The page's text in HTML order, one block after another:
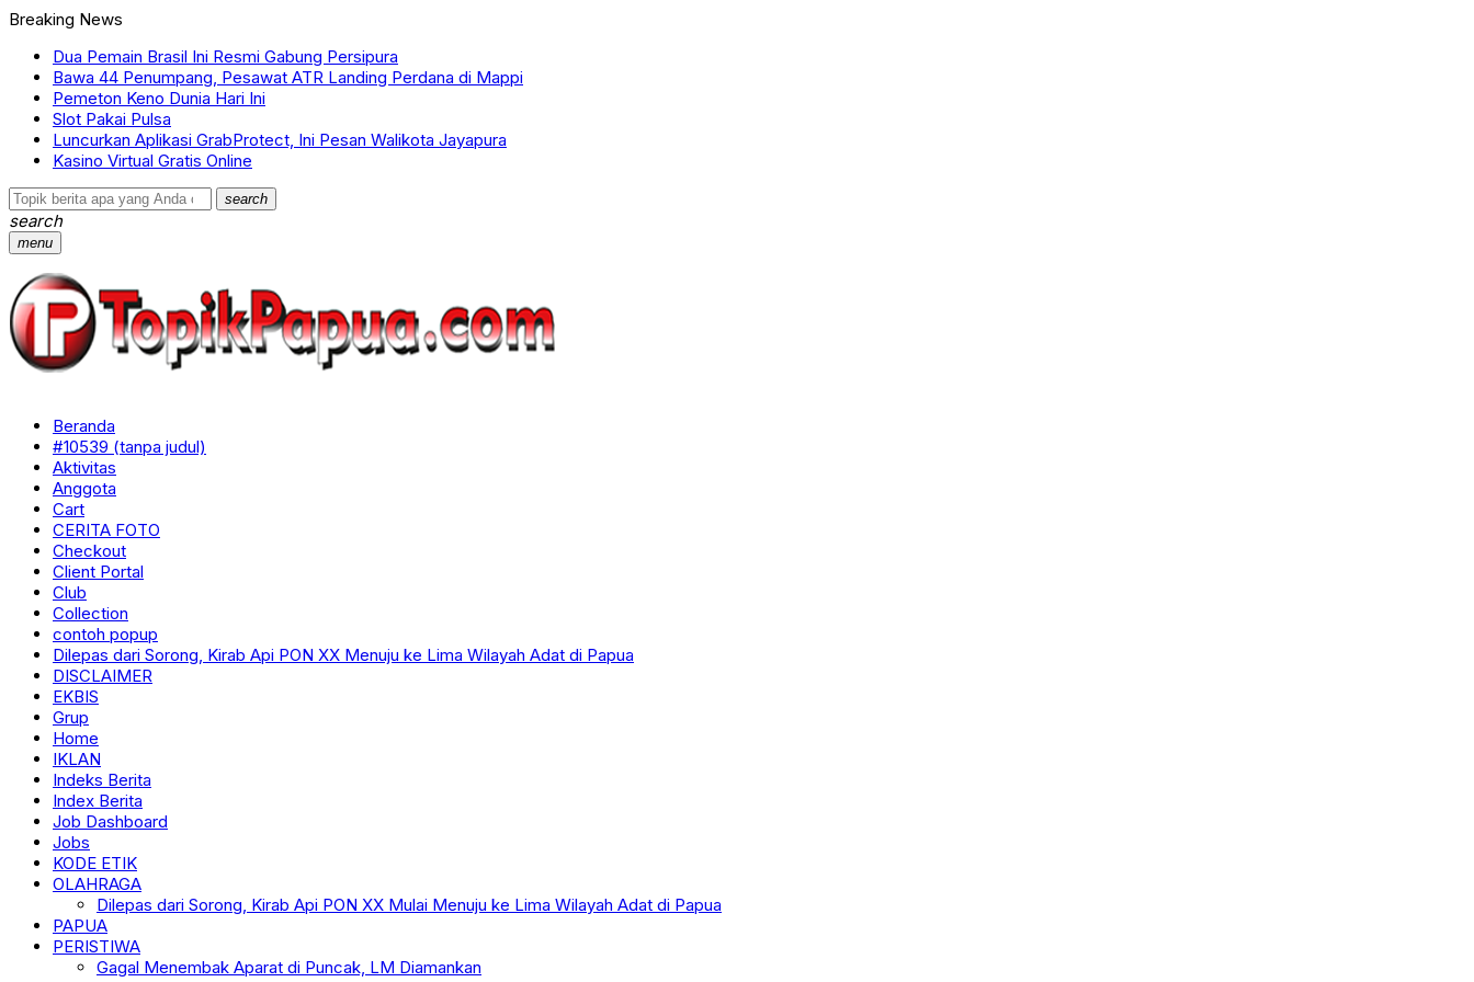
Breaking News
Dua Pemain Brasil Ini Resmi Gabung Persipura
Bawa 44 Penumpang, Pesawat ATR Landing Perdana di Mappi
Pemeton Keno Dunia Hari Ini
Slot Pakai Pulsa
Luncurkan Aplikasi GrabProtect, Ini Pesan Walikota Jayapura
Kasino Virtual Gratis Online
search
search
menu
Beranda
#10539 (tanpa judul)
Aktivitas
Anggota
Cart
CERITA FOTO
Checkout
Client Portal
Club
Collection
contoh popup
Dilepas dari Sorong, Kirab Api PON XX Menuju ke Lima Wilayah Adat di Papua
DISCLAIMER
EKBIS
Grup
Home
IKLAN
Indeks Berita
Index Berita
Job Dashboard
Jobs
KODE ETIK
OLAHRAGA
Dilepas dari Sorong, Kirab Api PON XX Mulai Menuju ke Lima Wilayah Adat di Papua
PAPUA
PERISTIWA
Gagal Menembak Aparat di Puncak, LM Diamankan